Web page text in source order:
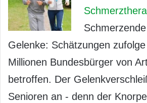
Gelenke: Schätzungen
Millionen Bundesbürger von
betroffen. Der
Senioren an - denn der